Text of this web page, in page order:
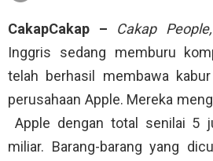
CakapCakap – Cakap People,
Inggris sedang memburu
telah berhasil membawa
perusahaan Apple. Mereka
Apple dengan total senilai 5
miliar. Barang-barang yang